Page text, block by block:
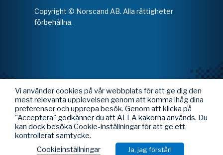
Copyright © Norscand AB. Alla rättigheter
förbehållna.
Vi använder cookies på vår webbplats för att ge dig den
mest relevanta upplevelsen genom att komma ihåg dina
preferenser och upprepa besök. Genom att klicka på
"Acceptera" godkänner du att ALLA kakorna används. Du
kan dock besöka Cookie-inställningar för att ge ett
kontrollerat samtycke.
Cookieinställningar
Ja, jag förstår!